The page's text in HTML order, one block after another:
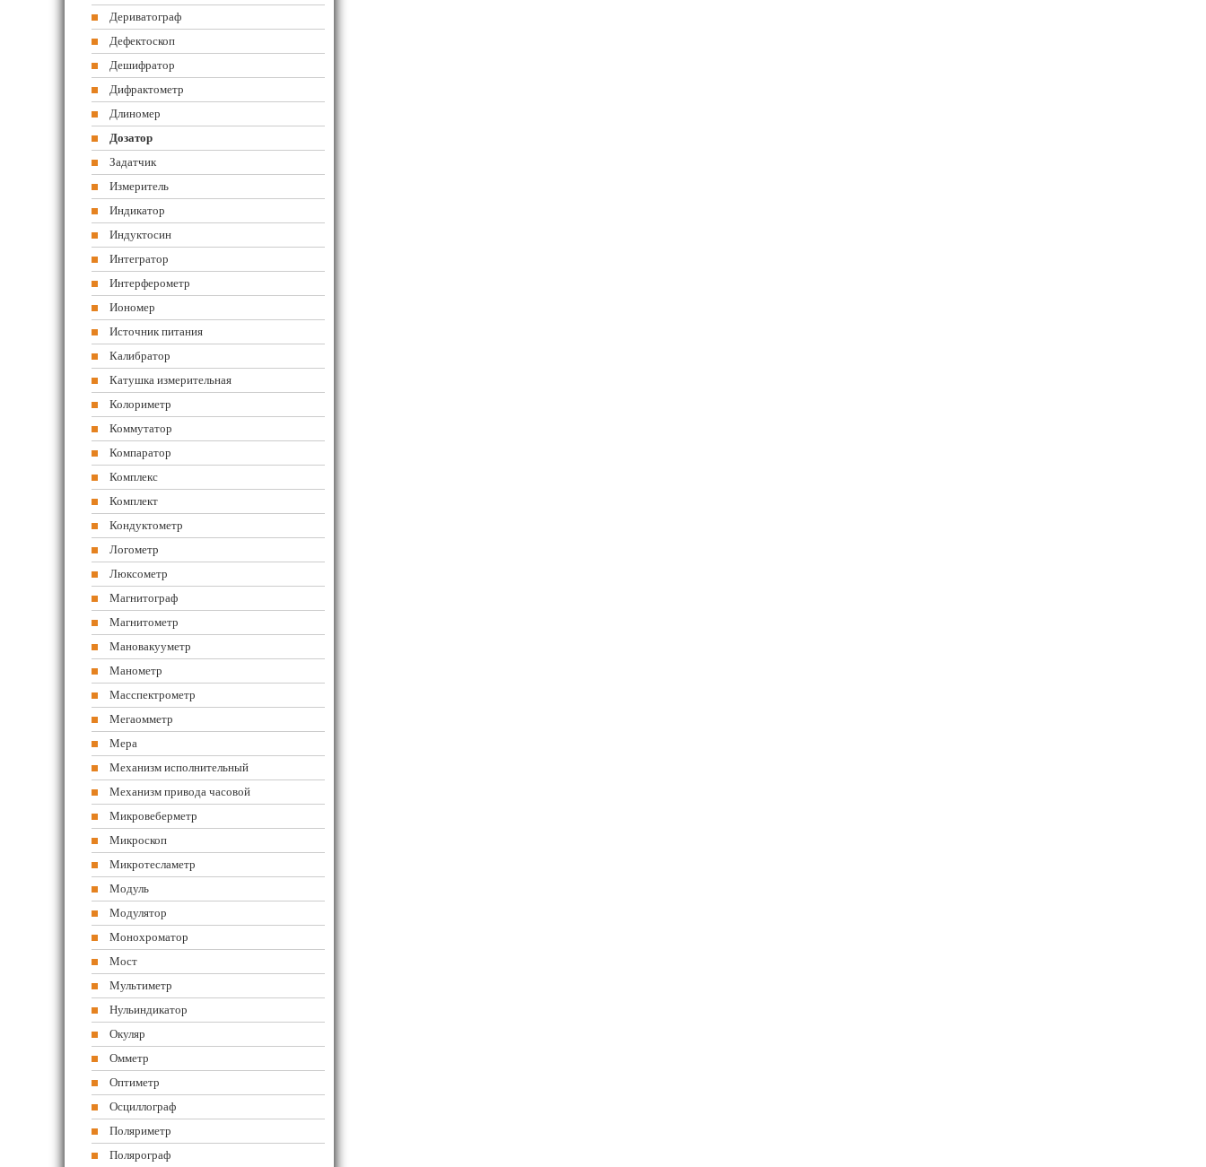
Дериватограф
Дефектоскоп
Дешифратор
Дифрактометр
Длиномер
Дозатор
Задатчик
Измеритель
Индикатор
Индуктосин
Интегратор
Интерферометр
Иономер
Источник питания
Калибратор
Катушка измерительная
Колориметр
Коммутатор
Компаратор
Комплекс
Комплект
Кондуктометр
Логометр
Люксометр
Магнитограф
Магнитометр
Мановакууметр
Манометр
Масспектрометр
Мегаомметр
Мера
Механизм исполнительный
Механизм привода часовой
Микровеберметр
Микроскоп
Микротесламетр
Модуль
Модулятор
Монохроматор
Мост
Мультиметр
Нульиндикатор
Окуляр
Омметр
Оптиметр
Осциллограф
Поляриметр
Полярограф